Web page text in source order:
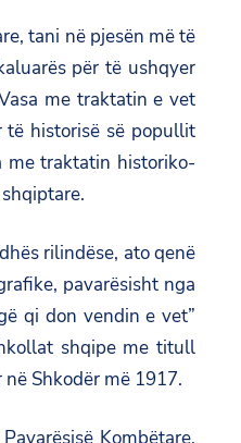
tani në pjesën më të
për të ushqyer
me traktatin e vet
të historisë së popullit
me traktatin historiko-
rilindëse, ato qenë
pavarësisht nga
qi don vendin e vet”
shqipe me titull
Shkodër më 1917.